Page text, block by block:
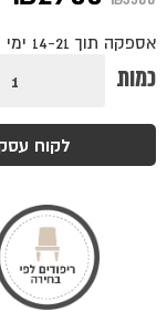
המקורי
₪3500.
אספקה תוך 14-21 ימי עסקים
כמות
דאלאס
לקוח